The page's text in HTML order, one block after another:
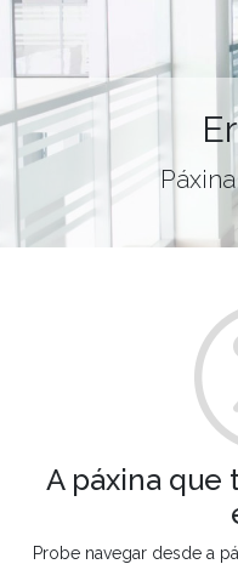
A páxina que
Probe navegar desde a